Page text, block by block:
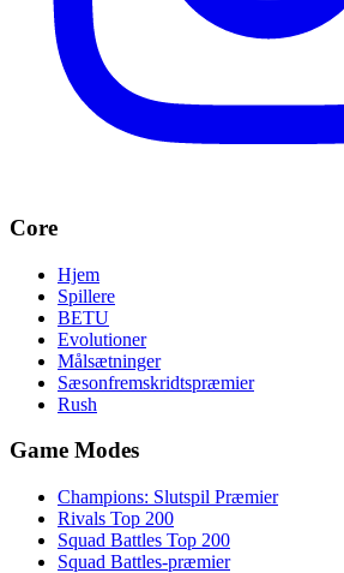
Core
Hjem
Spillere
BETU
Evolutioner
Målsætninger
Sæsonfremskridtspræmier
Rush
Game Modes
Champions: Slutspil Præmier
Rivals Top 200
Squad Battles Top 200
Squad Battles-præmier